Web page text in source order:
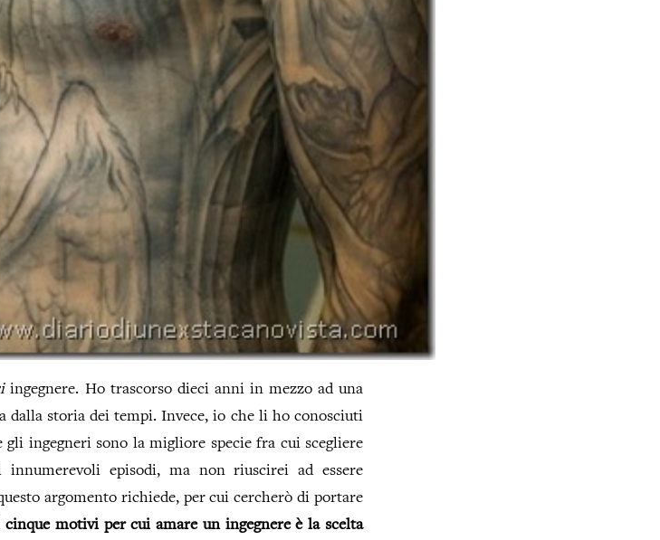
ingegnere. Ho trascorso dieci anni in mezzo ad una
dalla storia dei tempi. Invece, io che li ho conosciuti
ingegneri sono la migliore specie fra cui scegliere
episodi, ma non riuscirei ad essere
argomento richiede, per cui cercherò di portare
cinque motivi per cui amare un ingegnere è la scelta